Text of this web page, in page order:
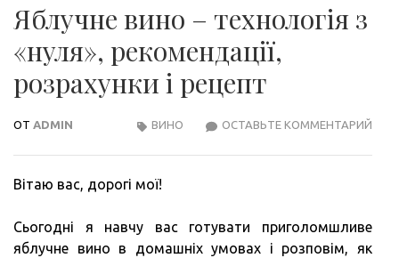
Яблучне вино – технологія з
«нуля», рекомендації,
розрахунки і рецепт
ОТ ADMIN ОСТАВЬТЕ КОММЕНТАРИЙ
ВИНО
Вітаю вас, дорогі мої!
Сьогодні я навчу вас готувати приголомшливе
яблучне вино в домашніх умовах і розповім, як